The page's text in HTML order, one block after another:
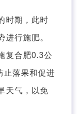
期，此时
进行施肥。
复合肥0.3公
止落果和促进
天气，以免